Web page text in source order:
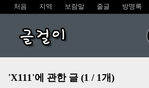
처음 지역 보람말 줄글 방명록
글걸이
'X111'에 관한 글 (1 / 1개)